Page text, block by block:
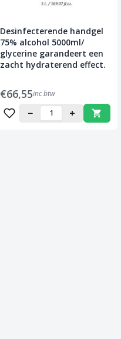
Desinfecterende handgel
75% alcohol 5000ml/
glycerine garandeert een
zacht hydraterend effect.
€66,55inc btw
− +